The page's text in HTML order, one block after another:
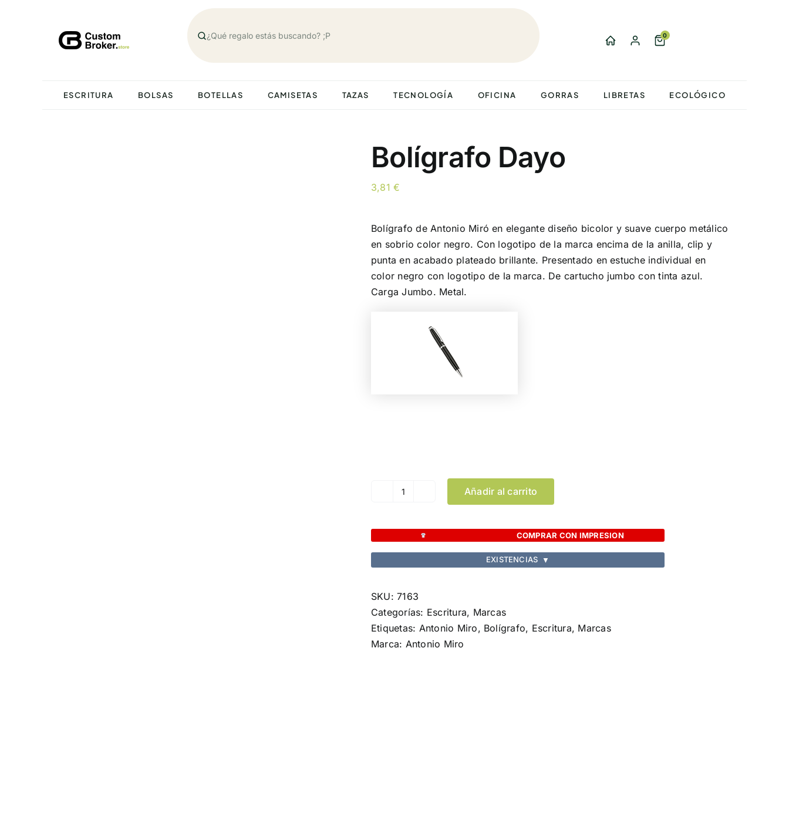
0
ESCRITURA BOLSAS BOTELLAS CAMISETAS TAZAS TECNOLOGÍA OFICINA GORRAS LIBRETAS ECOLÓGICO
Bolígrafo Dayo
3,81€
Bolígrafo de Antonio Miró en elegante diseño bicolor y suave cuerpo metálico
en sobrio color negro. Con logotipo de la marca encima de la anilla, clip y
punta en acabado plateado brillante. Presentado en estuche individual en
color negro con logotipo de la marca. De cartucho jumbo con tinta azul.
Carga Jumbo. Metal.
Bolígrafo
cantidad
Añadir al carrito
COMPRAR CON IMPRESION
EXISTENCIAS ▼
SKU:7163
Categorías: Escritura, Marcas
Etiquetas: Antonio Miro, Bolígrafo, Escritura, Marcas
Marca: Antonio Miro